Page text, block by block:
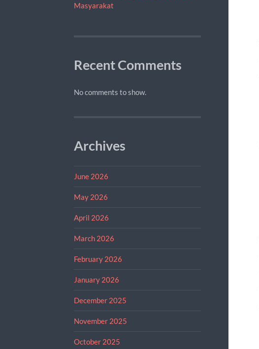
Masyarakat
Recent Comments
No comments to show.
Archives
June 2026
May 2026
April 2026
March 2026
February 2026
January 2026
December 2025
November 2025
October 2025